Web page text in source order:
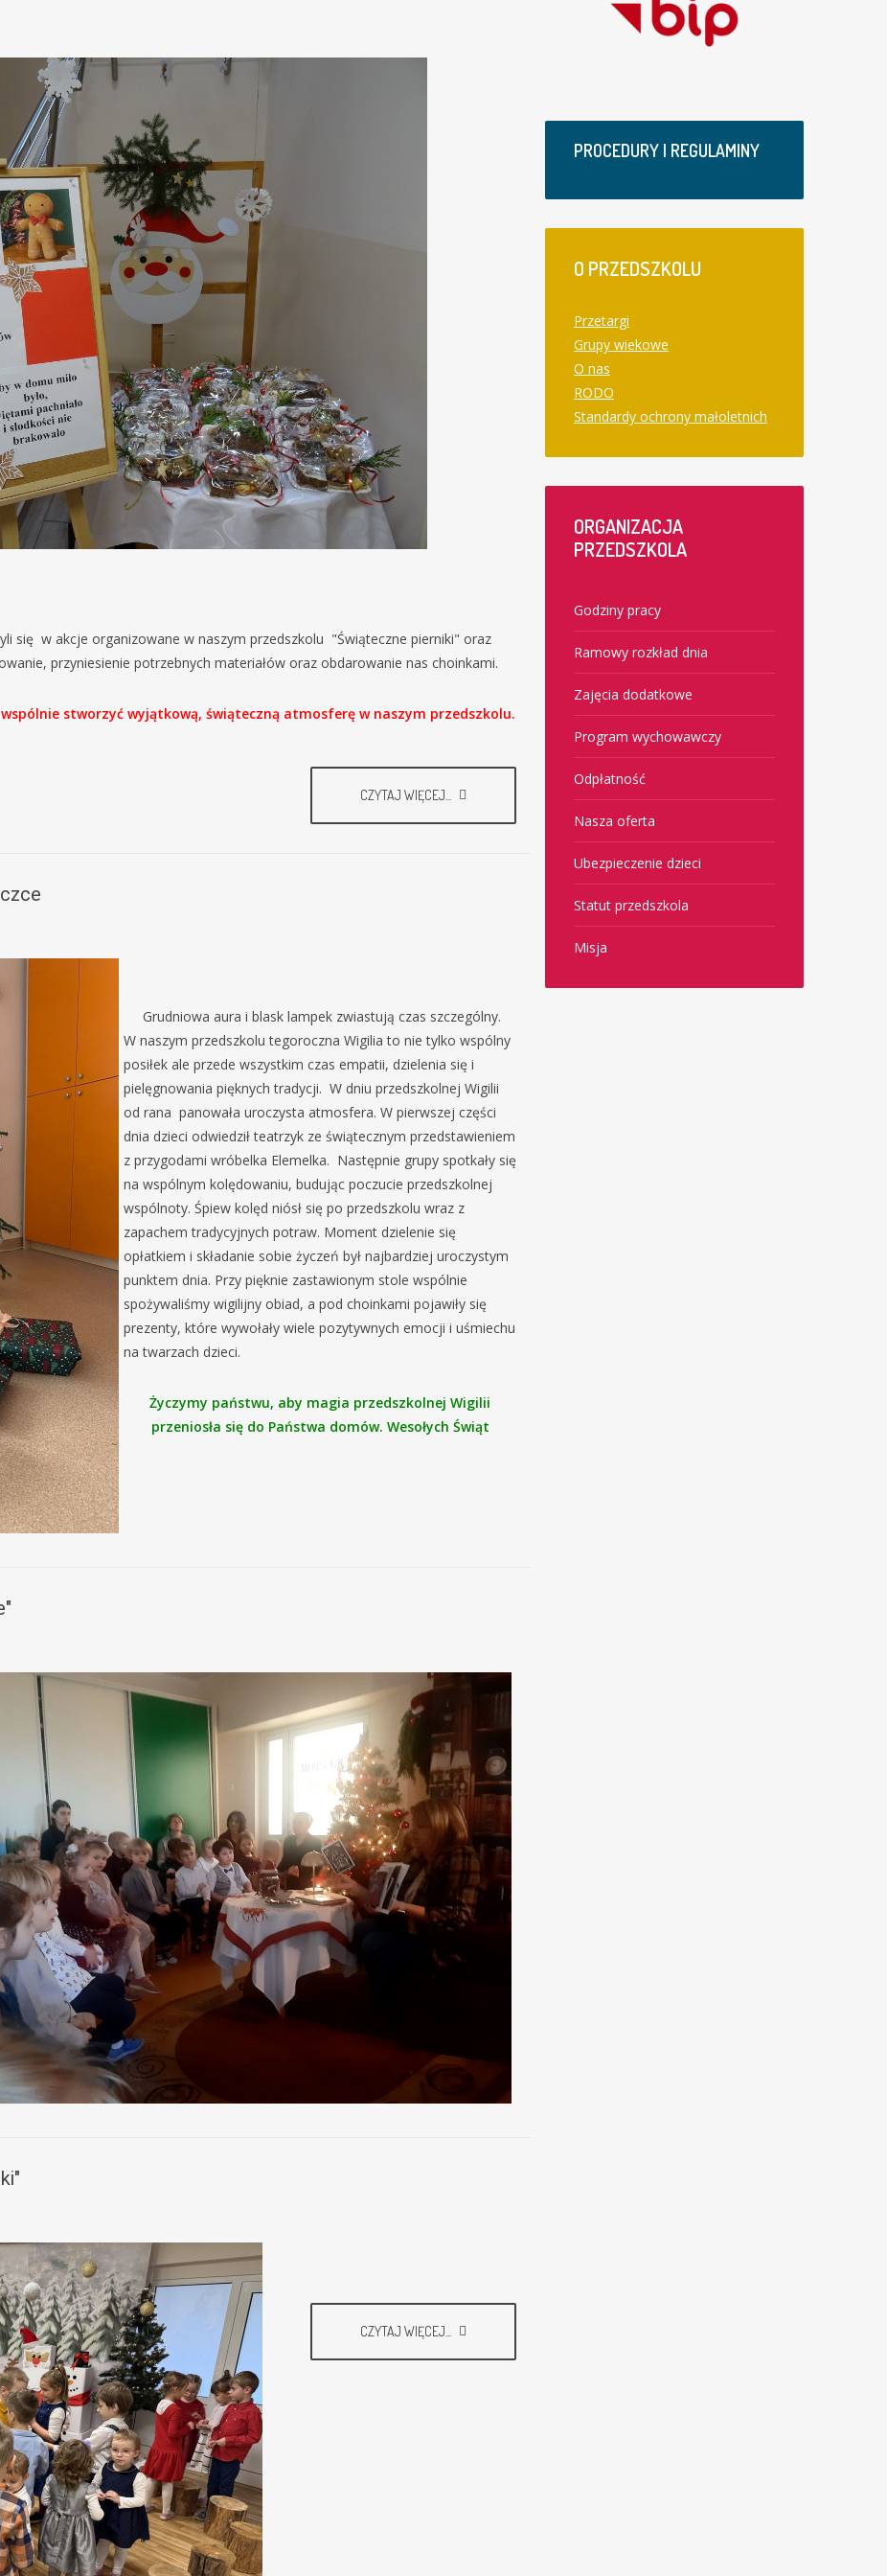
się w akcje organizowane w naszym przedszkolu "Świąteczne pierniki" oraz
przyniesienie potrzebnych materiałów oraz obdarowanie nas choinkami.
stworzyć wyjątkową, świąteczną atmosferę w naszym przedszkolu.
CZYTAJ WIĘCEJ...
Grudniowa aura i blask lampek zwiastują czas szczególny.
W naszym przedszkolu tegoroczna Wigilia to nie tylko wspólny
posiłek ale przede wszystkim czas empatii, dzielenia się i
pielęgnowania pięknych tradycji. W dniu przedszkolnej Wigilii
od rana panowała uroczysta atmosfera. W pierwszej części
dnia dzieci odwiedził teatrzyk ze świątecznym przedstawieniem
z przygodami wróbelka Elemelka. Następnie grupy spotkały się
na wspólnym kolędowaniu, budując poczucie przedszkolnej
wspólnoty. Śpiew kolęd niósł się po przedszkolu wraz z
zapachem tradycyjnych potraw. Moment dzielenie się
opłatkiem i składanie sobie życzeń był najbardziej uroczystym
punktem dnia. Przy pięknie zastawionym stole wspólnie
spożywaliśmy wigilijny obiad, a pod choinkami pojawiły się
prezenty, które wywołały wiele pozytywnych emocji i uśmiechu
na twarzach dzieci.
Życzymy państwu, aby magia przedszkolnej Wigilii
przeniosła się do Państwa domów. Wesołych Świąt
CZYTAJ WIĘCEJ...
PROCEDURY I REGULAMINY
O PRZEDSZKOLU
Przetargi
Grupy wiekowe
O nas
RODO
Standardy ochrony małoletnich
ORGANIZACJA
PRZEDSZKOLA
Godziny pracy
Ramowy rozkład dnia
Zajęcia dodatkowe
Program wychowawczy
Odpłatność
Nasza oferta
Ubezpieczenie dzieci
Statut przedszkola
Misja